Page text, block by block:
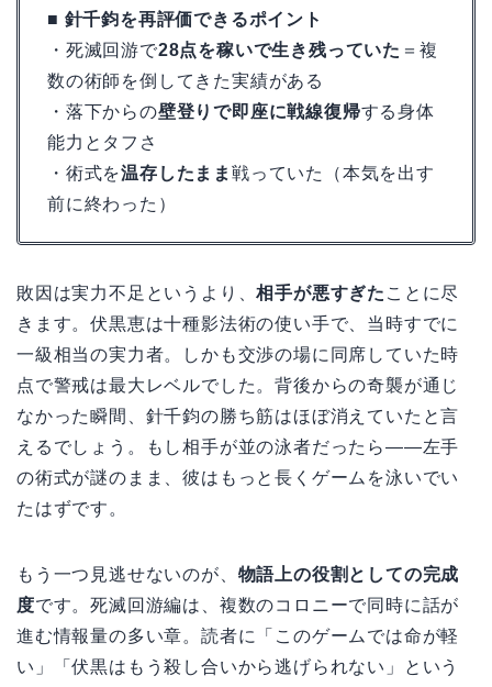
■ 針千鈞を再評価できるポイント
・死滅回游で28点を稼いで生き残っていた ＝複
数の術師を倒してきた実績がある
・落下からの壁登りで即座に戦線復帰する身体
能力とタフさ
・術式を温存したまま戦っていた（本気を出す
前に終わった）
敗因は実力不足というより、相手が悪すぎた ことに尽
きます。伏黒恵は十種影法術の使い手で、当時すでに
一級相当の実力者。しかも交渉の場に同席していた時
点で警戒は最大レベルでした。背後からの奇襲が通じ
なかった瞬間、針千鈞の勝ち筋はほぼ消えていたと言
えるでしょう。もし相手が並の泳者だったら——左手
の術式が謎のまま、彼はもっと長くゲームを泳いでい
たはずです。
もう一つ見逃せないのが、 物語上の役割としての完成
度です。死滅回游編は、複数のコロニーで同時に話が
進む情報量の多い章。読者に「このゲームでは命が軽
い」「伏黒はもう殺し合いから逃げられない」という